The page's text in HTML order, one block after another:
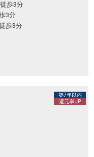
徒歩3分
3分
歩3分
築7年以内
還元率UP